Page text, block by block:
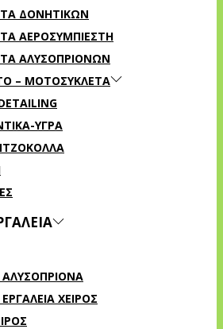
ΔΟΝΗΤΙΚΩΝ
ΑΕΡΟΣΥΜΠΙΕΣΤΗ
ΑΛΥΣΟΠΡΙΟΝΩΝ
– ΜΟΤΟΣΥΚΛΕΤΑ
ΥΓΡΑ
ΑΛΥΣΟΠΡΙΟΝΑ
ΧΕΙΡΟΣ